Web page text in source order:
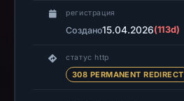
recorded.
missing
регистрация
Создано15.04.2026(113d)
статус http
308 PERMANENT REDIRECT